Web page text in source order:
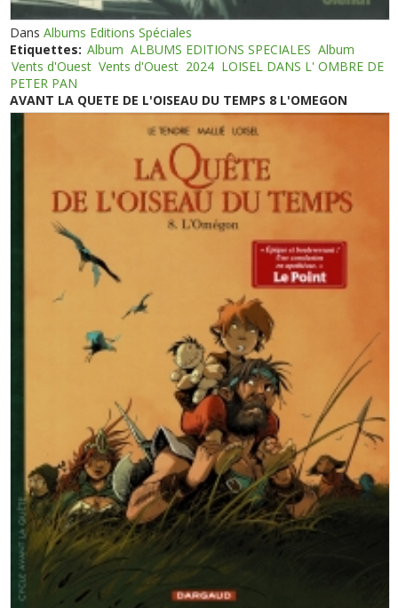
DansAlbums Editions Spéciales
Etiquettes: Album ALBUMS EDITIONS SPECIALES Album
Vents d'Ouest Vents d'Ouest 2024 LOISEL DANS L' OMBRE DE
PETER PAN
AVANT LA QUETE DE L'OISEAU DU TEMPS 8 L'OMEGON